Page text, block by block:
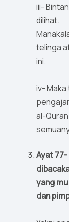
iii-
dilihat.
telinga
ini.
iv-
al-
Ayat
yang
dan